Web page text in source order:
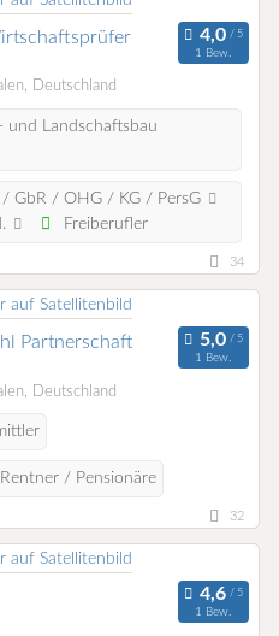
1 Bew.
Deutschland
und Landschaftsbau
/ GbR / OHG / KG / PersG
Freiberufler
34
Partnerschaft
1 Bew.
Deutschland
Rentner / Pensionäre
32
1 Bew.